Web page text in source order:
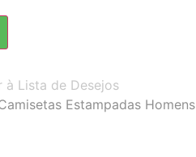
à Lista de Desejos
Estampadas Homens